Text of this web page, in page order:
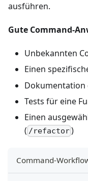
ausführen.
Gute Command-
Unbekannten
Einen
Dokumentation
Tests für eine
Einen
( /refactor)
Command-